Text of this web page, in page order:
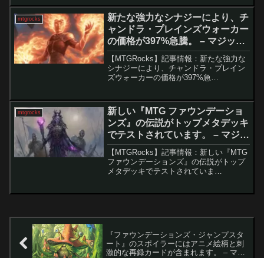
新のMagic Onlineスーパー予選（参加
者...
mtgrocks
新たな強力なシナジーにより、チ
ャンドラ・プレインズウォーカー
の価格が397%急騰。 – マジッ
ク：ザ・ギャザリング
【MTGRocks】記事情報：新たな強力な
シナジーにより、チャンドラ・プレイン
ズウォーカーの価格が397%急
ゲームの象徴的なキャラクターであり、
独自のプレイスタイ...
mtgrocks
新しい『MTG ファウンデーショ
ンズ』の伝説がトップメタデッキ
でテストされています。 – マジッ
ク：ザ・ギャザリング
【MTGRocks】記事情報：新しい『MTG
ファウンデーションズ』の伝説がトップ
メタデッキでテストされていま
『ファウンデーションズ・ジャンプスタ
ート』のスポイラーにはアニメ絵柄と刺
激的な再録カードが含まれます。 – マジ